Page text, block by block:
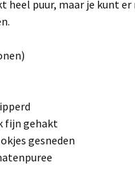
heel puur, maar je kunt
fijn gehakt
gesneden